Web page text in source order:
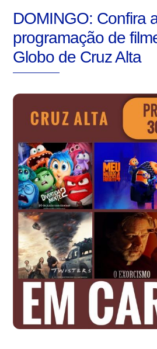
DOMINGO: Confira
programação de
Globo de Cruz Alta